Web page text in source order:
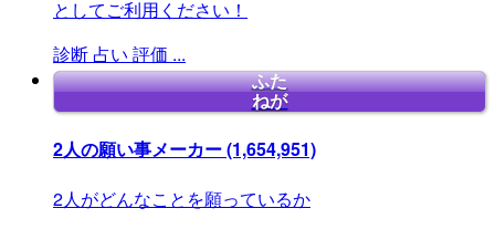
としてご利用ください！
診断 占い 評価 ...
ふた
ねが
2人の願い事メーカー(1,654,951)
2人がどんなことを願っているか